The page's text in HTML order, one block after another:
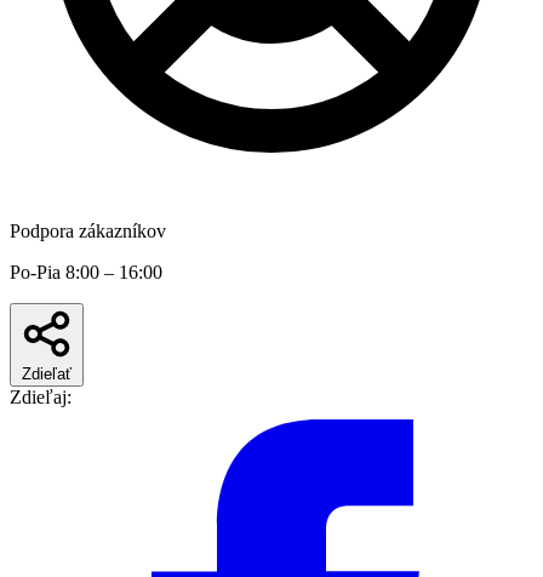
Podpora zákazníkov
Po-Pia 8:00 – 16:00
Zdieľať
Zdieľaj: